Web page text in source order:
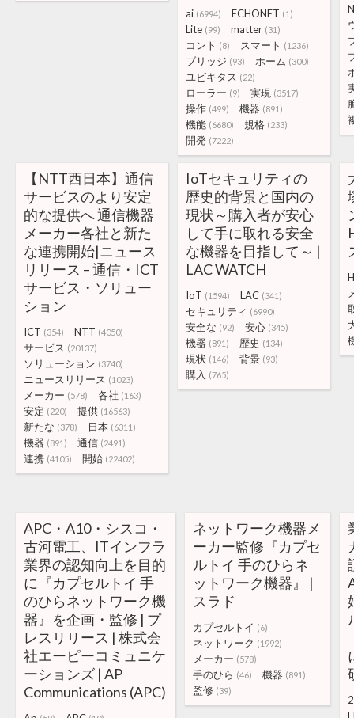
ai (6994) ECHONET (1)
Lite (99) matter (31)
コント (8) スマート (1236)
ブリッジ (93) ホーム (300)
ユビキタス (22)
ローラー (9) 実現 (3517)
操作 (499) 機器 (891)
機能 (6680) 規格 (233)
開発 (7222)
【NTT西日本】通信
サービスのより安定
的な提供へ 通信機器
メーカー各社と新た
な連携開始|ニュース
リリース – 通信・ICT
サービス・ソリュー
ション
ICT (354) NTT (4050)
サービス (20137)
ソリューション (3740)
ニュースリリース (1023)
メーカー (578) 各社 (163)
安定 (220) 提供 (16563)
新たな (378) 日本 (6311)
機器 (891) 通信 (2491)
連携 (4105) 開始 (22402)
IoTセキュリティの
歴史的背景と国内の
現状～購入者が安心
して手に取れる安全
な機器を目指して～ |
LAC WATCH
IoT (1594) LAC (341)
セキュリティ (6990)
安全な (92) 安心 (345)
機器 (891) 歴史 (134)
現状 (146) 背景 (93)
購入 (765)
APC・A10・シスコ・
古河電工、ITインフラ
業界の認知向上を目的
に『カプセルトイ 手
のひらネットワーク機
器』を企画・監修 | プ
レスリリース | 株式会
社エーピーコミュニケ
ーションズ | AP
Communications (APC)
ネットワーク機器メ
ーカー監修『カプセ
ルトイ 手のひらネ
ットワーク機器』 |
スラド
カプセルトイ (6)
ネットワーク (1992)
メーカー (578)
手のひら (46) 機器 (891)
監修 (39)